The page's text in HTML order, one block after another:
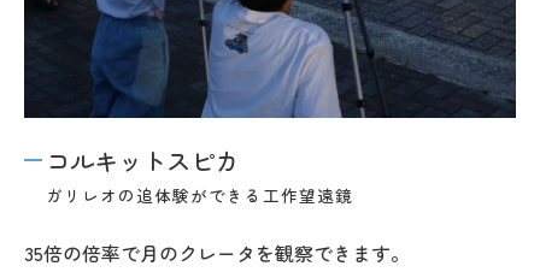
コルキットスピカ
ガリレオの追体験ができる工作望遠鏡
35倍の倍率で月のクレータを観察できます。